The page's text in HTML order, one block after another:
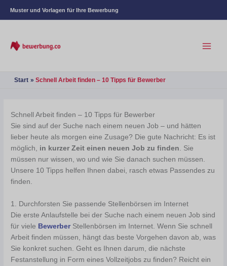
Muster und Vorlagen für Ihre Bewerbung
Start Schnell Arbeit finden – 10 Tipps für Bewerber
Schnell Arbeit finden – 10 Tipps für Bewerber
Sie sind auf der Suche nach einem neuen Job – und hätten
lieber heute als morgen eine Zusage? Die gute Nachricht: Es ist
möglich, in kurzer Zeit einen neuen Job zu finden. Sie
müssen nur wissen, wo und wie Sie danach suchen müssen.
Unsere 10 Tipps helfen Ihnen dabei, rasch etwas Passendes zu
finden.
1. Durchforsten Sie passende Stellenbörsen im Internet
Die erste Anlaufstelle bei der Suche nach einem neuen Job sind
für viele BewerberStellenbörsen im Internet. Wenn Sie schnell
Arbeit finden müssen, hängt das beste Vorgehen davon ab, was
Sie konkret suchen. Geht es Ihnen darum, die nächste
Festanstellung in Form eines Vollzeitjobs zu finden? Reicht ein